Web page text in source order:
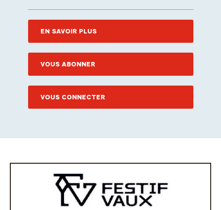
EN SAVOIR PLUS
VOUS ABONNER
VOUS CONNECTER